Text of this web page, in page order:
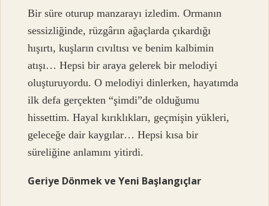
Bir süre oturup manzarayı izledim. Ormanın
sessizliğinde, rüzgârın ağaçlarda çıkardığı
hışırtı, kuşların cıvıltısı ve benim kalbimin
atışı… Hepsi bir araya gelerek bir melodiyi
oluşturuyordu. O melodiyi dinlerken, hayatımda
ilk defa gerçekten “şimdi”de olduğumu
hissettim. Hayal kırıklıkları, geçmişin yükleri,
geleceğe dair kaygılar… Hepsi kısa bir
süreliğine anlamını yitirdi.
Geriye Dönmek ve Yeni Başlangıçlar